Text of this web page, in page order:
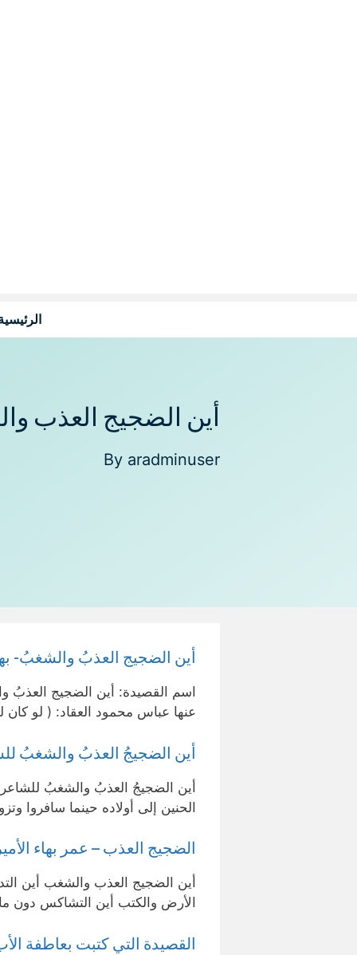
أين الضجيج العذب
By aradminuser
أين الضجيج العذبُ والشغبُ-
اسم القصيدة: أين الضجيج العذبُ
عنها عباس محمود العقاد: ( لو كان
أين الضجيجُ العذبُ والشغبُ
أين الضجيجُ العذبُ والشغبُ
الحنين إلى أولاده حينما سافروا
الضجيج العذب – عمر بهاء
أين الضجيج العذب والشغب أين
الأرض والكتب أين التشاكس دون
القصيدة التي كتبت بعاطفة